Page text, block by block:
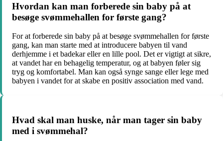
Hvordan kan man forberede sin baby på at
besøge svømmehallen for første gang?
For at forberede sin baby på at besøge svømmehallen for første
gang, kan man starte med at introducere babyen til vand
derhjemme i et badekar eller en lille pool. Det er vigtigt at sikre,
at vandet har en behagelig temperatur, og at babyen føler sig
tryg og komfortabel. Man kan også synge sange eller lege med
babyen i vandet for at skabe en positiv association med vand.
Hvad skal man huske, når man tager sin baby
med i svømmehal?